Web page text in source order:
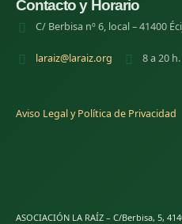
Contacto y Horario
C/ Berbisa nº 6, local – 41400
laraiz@laraiz.org 8 a 20
Aviso Legal y Política de Privacidad
ASOCIACIÓN LA RAÍZ – C/Berbisa, 5,